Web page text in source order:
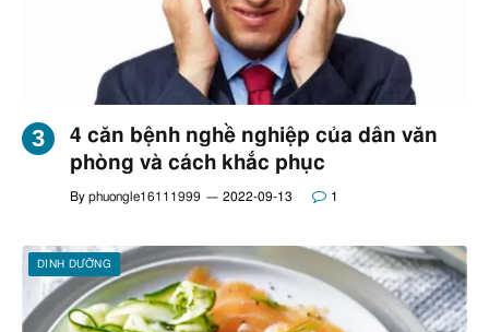
4 căn bệnh nghề nghiệp của dân văn
phòng và cách khắc phục
By phuongle16111999 2022-09-13 1
DINH DƯỠNG